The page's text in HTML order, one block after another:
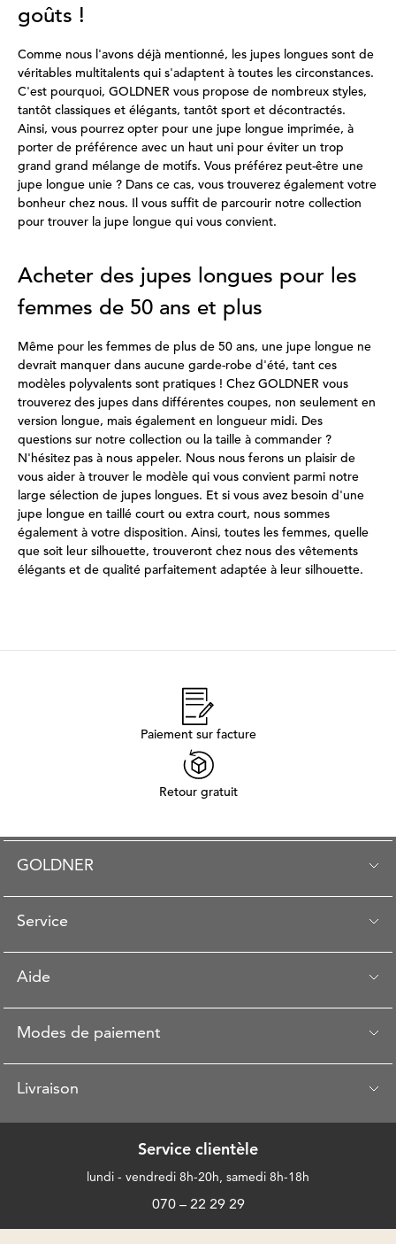
goûts !
Comme nous l'avons déjà mentionné, les jupes longues sont de
véritables multitalents qui s'adaptent à toutes les circonstances.
C'est pourquoi, GOLDNER vous propose de nombreux styles,
tantôt classiques et élégants, tantôt sport et décontractés.
Ainsi, vous pourrez opter pour une jupe longue imprimée, à
porter de préférence avec un haut uni pour éviter un trop
grand grand mélange de motifs. Vous préférez peut-être une
jupe longue unie ? Dans ce cas, vous trouverez également votre
bonheur chez nous. Il vous suffit de parcourir notre collection
pour trouver la jupe longue qui vous convient.
Acheter des jupes longues pour les
femmes de 50 ans et plus
Même pour les femmes de plus de 50 ans, une jupe longue ne
devrait manquer dans aucune garde-robe d'été, tant ces
modèles polyvalents sont pratiques ! Chez GOLDNER vous
trouverez des jupes dans différentes coupes, non seulement en
version longue, mais également en longueur midi. Des
questions sur notre collection ou la taille à commander ?
N'hésitez pas à nous appeler. Nous nous ferons un plaisir de
vous aider à trouver le modèle qui vous convient parmi notre
large sélection de jupes longues. Et si vous avez besoin d'une
jupe longue en taillé court ou extra court, nous sommes
également à votre disposition. Ainsi, toutes les femmes, quelle
que soit leur silhouette, trouveront chez nous des vêtements
élégants et de qualité parfaitement adaptée à leur silhouette.
Paiement sur facture
Retour gratuit
GOLDNER
Service
Aide
Modes de paiement
Livraison
Service clientèle
lundi - vendredi 8h-20h, samedi 8h-18h
070 – 22 29 29